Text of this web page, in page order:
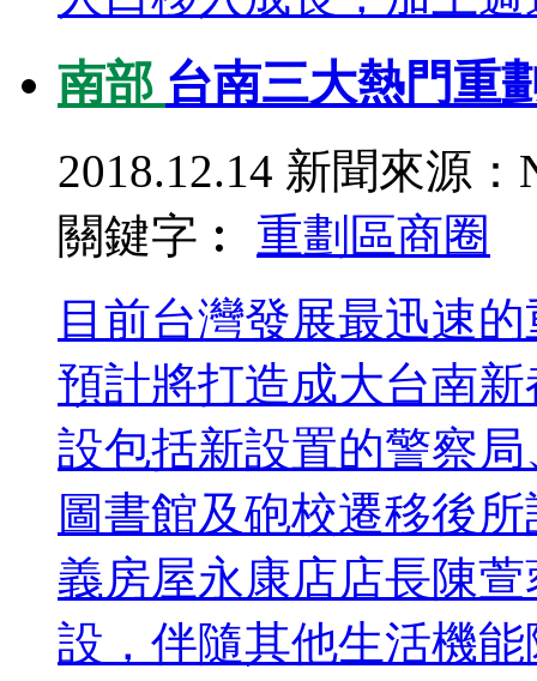
南部 台南三大熱門重
2018.12.14 新聞來源：
關鍵字︰ 重劃區商圈
目前台灣發展最迅速
預計將打造成大台南
設包括新設置的警察
圖書館及砲校遷移後
義房屋永康店店長陳
設，伴隨其他生活機